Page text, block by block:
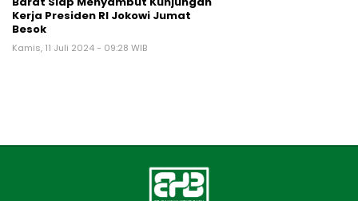
Kerja Presiden RI Jokowi Jumat
Besok
Kamis, 11 Juli 2024 - 09:28 WIB